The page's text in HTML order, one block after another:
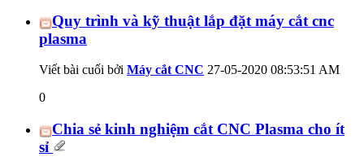
Quy trình và kỹ thuật lắp đặt máy cắt cnc
plasma
Viết bài cuối bởi Máy cắt CNC 27-05-2020 08:53:51 AM
0
Chia sẻ kinh nghiệm cắt CNC Plasma cho ít
sỉ